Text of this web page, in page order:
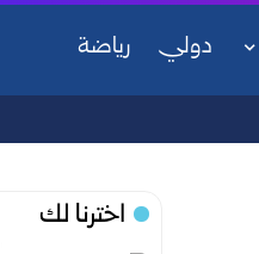
دولي رياضة
اخترنا لك